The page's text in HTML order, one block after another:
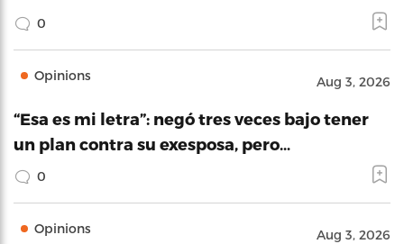
0
Opinions Aug 3, 2026
“Esa es mi letra”: negó tres veces bajo tener
un plan contra su exesposa, pero…
0
Opinions Aug 3, 2026